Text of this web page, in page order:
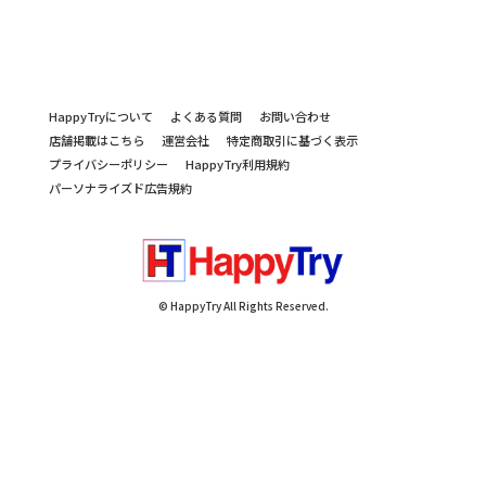
HappyTryについて よくある質問
お問い合わせ
店舗掲載はこちら
運営会社
特定商取引に基づく表示
プライバシーポリシー
HappyTry利用規約
パーソナライズド広告規約
© HappyTry All Rights Reserved.